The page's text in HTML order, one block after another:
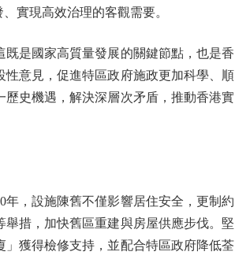
實現高效治理的客觀需要。
是國家高質量發展的關鍵節點，也是香
意見，促進特區政府施政更加科學、順
史機遇，解決深層次矛盾，推動香港實
，設施陳舊不僅影響居住安全，更制約
措，加快舊區重建與房屋供應步伐。堅
獲得檢修支持，並配合特區政府降低荃